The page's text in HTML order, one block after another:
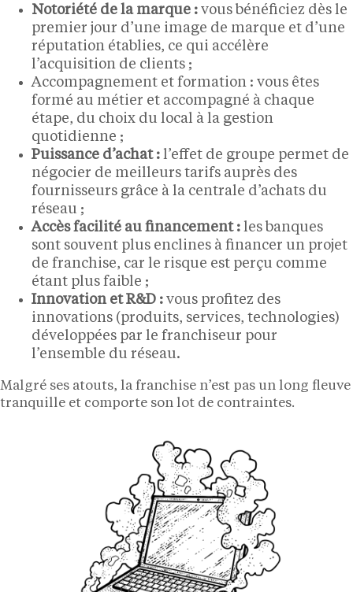
Notoriété de la marque : vous bénéficiez dès le
premier jour d’une image de marque et d’une
réputation établies, ce qui accélère
l’acquisition de clients ;
Accompagnement et formation : vous êtes
formé au métier et accompagné à chaque
étape, du choix du local à la gestion
quotidienne ;
Puissance d’achat : l’effet de groupe permet de
négocier de meilleurs tarifs auprès des
fournisseurs grâce à la centrale d’achats du
réseau ;
Accès facilité au financement : les banques
sont souvent plus enclines à financer un projet
de franchise, car le risque est perçu comme
étant plus faible ;
Innovation et R&D : vous profitez des
innovations (produits, services, technologies)
développées par le franchiseur pour
l’ensemble du réseau.
Malgré ses atouts, la franchise n’est pas un long fleuve
tranquille et comporte son lot de contraintes.